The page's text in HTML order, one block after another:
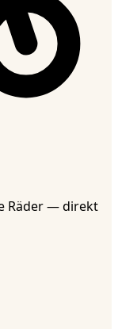
Räder — direkt